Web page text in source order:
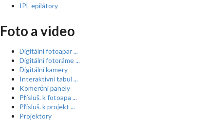
IPL epilátory
Foto a video
Digitální fotoapar ...
Digitální fotoráme ...
Digitální kamery
Interaktivní tabul ...
Komerční panely
Přísluš. k fotoapa ...
Přísluš. k projekt ...
Projektory